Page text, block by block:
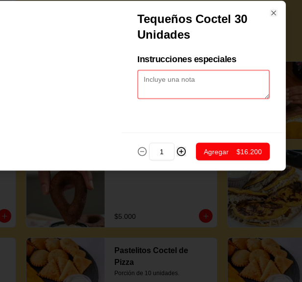
Empanadas Coctel de
Porción de 10 unidades.
Mandocas (5 Unidades)
$5.000
Pastelitos Coctel de
Pizza
Porción de 10 unidades.
Tequeños Coctel 30
Unidades
Instrucciones especiales
Agregar $16.200